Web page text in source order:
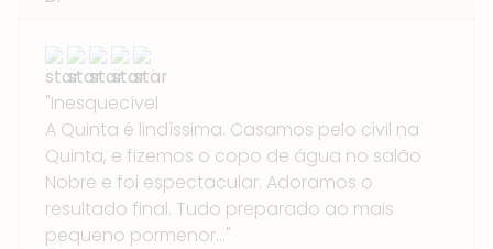
"Inesquecível
A Quinta é lindíssima. Casamos pelo civil na
Quinta, e fizemos o copo de água no salão
Nobre e foi espectacular. Adoramos o
resultado final. Tudo preparado ao mais
pequeno pormenor..."